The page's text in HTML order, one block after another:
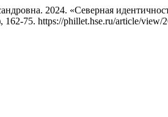
2024. «Северная
162-75. https://phillet.hse.ru/article/view/